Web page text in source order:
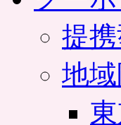
提
地